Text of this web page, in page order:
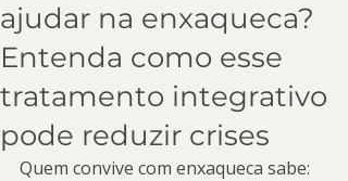
ajudar na enxaqueca?
Entenda como esse
tratamento integrativo
pode reduzir crises
Quem convive com enxaqueca sabe: